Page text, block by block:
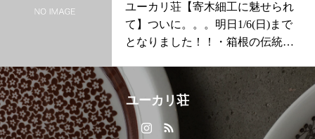
スポンジ」をプレゼントいたします
で明日も11時より営業いたします！
待ちしております・サイズや在庫の
52337448お電話にて承っております
#ユーカリ荘#yukarisou#ライフスタ
クトショップ#松江#島根#丁寧な仕事
テリア#手織絨毯#手織#一点物#ギャ
トが3つあるところもポイントです・
orスタンリー…ベージュ×ブラックの
ストライプ柄.その他にも春アイテム
数届いております.是非お立ち寄りく
いませ本日も18時まで営業中！！..
ユーカリ荘【寄木細工に魅せられ
て】ついに。。。明日1/6(日)まで
となりました！！・箱根の伝統工
レ」をご紹介いたします・ちいさ
くかわいいオモヒイレなにを入れ
ようかな？・ひとつひとつが『1点
もの』・お買い逃しのないよう
ユーカリ荘